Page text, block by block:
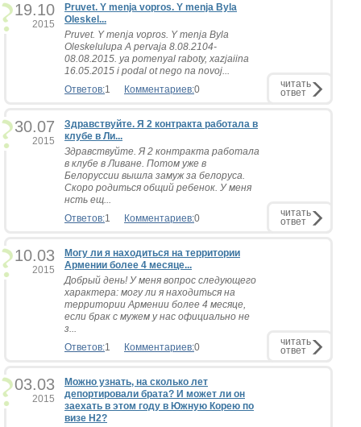
19.10
2015
Pruvet. Y menja vopros. Y menja Byla
Oleskel...
Pruvet. Y menja vopros. Y menja Byla
Oleskelulupa A pervaja 8.08.2104-
08.08.2015. ya pomenyal raboty, xazjaiina
16.05.2015 i podal ot nego na novoj...
Ответов:1 Комментариев:0 читать
ответ
30.07
2015
Здравствуйте. Я 2 контракта работала в
клубе в Ли...
Здравствуйте. Я 2 контракта работала
в клубе в Ливане. Потом уже в
Белоруссии вышла замуж за белоруса.
Скоро родиться общий ребенок. У меня
нсть ещ...
Ответов:1 Комментариев:0 читать
ответ
10.03
2015
Могу ли я находиться на территории
Армении более 4 месяце...
Добрый день! У меня вопрос следующего
характера: могу ли я находиться на
территории Армении более 4 месяце,
если брак с мужем у нас официально не
з...
Ответов:1 Комментариев:0 читать
ответ
03.03
2015
Можно узнать, на сколько лет
депортировали брата? И может ли он
заехать в этом году в Южную Корею по
визе Н2?